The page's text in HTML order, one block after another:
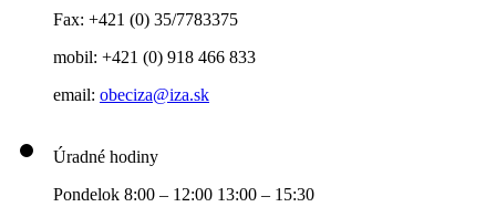
Fax: +421 (0) 35/7783375
mobil: +421 (0) 918 466 833
email: obeciza@iza.sk
Úradné hodiny
Pondelok 8:00 – 12:00 13:00 – 15:30